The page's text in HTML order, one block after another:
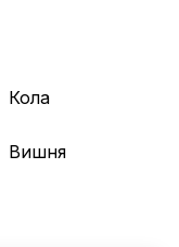
Кола
Вишня